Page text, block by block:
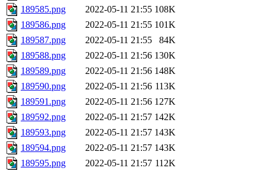
189585.png
2022-05-11 21:55 108K
189586.png
2022-05-11 21:55 101K
189587.png
2022-05-11 21:55
84K
189588.png
2022-05-11 21:56 130K
189589.png
2022-05-11 21:56 148K
189590.png
2022-05-11 21:56 113K
189591.png
2022-05-11 21:56 127K
189592.png
2022-05-11 21:57 142K
189593.png
2022-05-11 21:57 143K
189594.png
2022-05-11 21:57 143K
189595.png
2022-05-11 21:57 112K